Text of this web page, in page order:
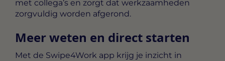
met collega’s en zorgt dat werkzaamheden
zorgvuldig worden afgerond.
Meer weten en direct starten
Met de Swipe4Work app krijg je inzicht in